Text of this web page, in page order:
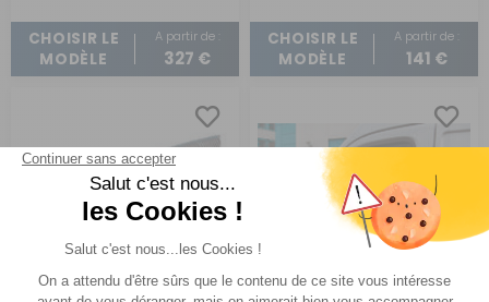
CHOISIR LE
MODÈLE
A partir de :
327 €
CHOISIR LE
MODÈLE
A partir de :
141 €